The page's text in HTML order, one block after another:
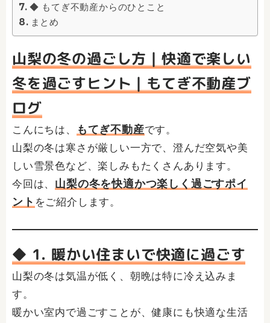
◆ もてぎ不動産からのひとこと
まとめ
山梨の冬の過ごし方｜快適で楽しい
冬を過ごすヒント｜もてぎ不動産ブ
ログ
こんにちは、 もてぎ不動産です。
山梨の冬は寒さが厳しい一方で、澄んだ空気や美
しい雪景色など、楽しみもたくさんあります。
今回は、 山梨の冬を快適かつ楽しく過ごすポイ
ント をご紹介します。
◆ 1. 暖かい住まいで快適に過ごす
山梨の冬は気温が低く、朝晩は特に冷え込みま
す。
暖かい室内で過ごすことが、健康にも快適な生活